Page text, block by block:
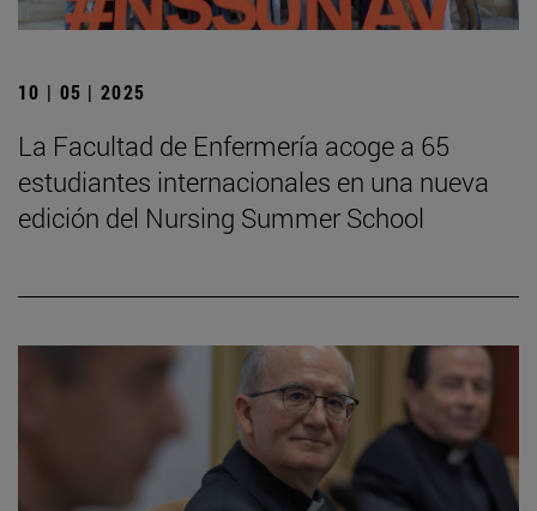
10 | 05 | 2025
La Facultad de Enfermería acoge a 65
estudiantes internacionales en una nueva
edición del Nursing Summer School